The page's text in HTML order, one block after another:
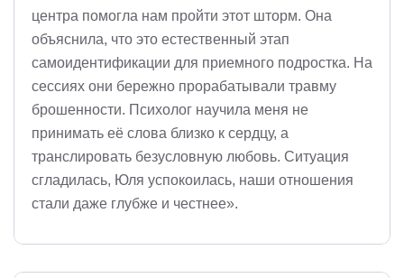
центра помогла нам пройти этот шторм. Она
объяснила, что это естественный этап
самоидентификации для приемного подростка. На
сессиях они бережно прорабатывали травму
брошенности. Психолог научила меня не
принимать её слова близко к сердцу, а
транслировать безусловную любовь. Ситуация
сгладилась, Юля успокоилась, наши отношения
стали даже глубже и честнее».